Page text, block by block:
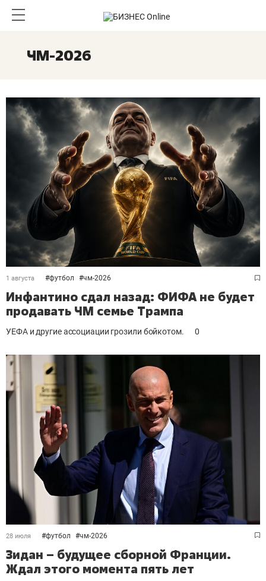
ЧМ-2026
1 августа #футбол #чм-2026
Инфантино сдал назад: ФИФА не будет
продавать ЧМ семье Трампа
УЕФА и другие ассоциации грозили бойкотом. 0
28 июля #футбол #чм-2026
Зидан – будущее сборной Франции.
Ждал этого момента пять лет